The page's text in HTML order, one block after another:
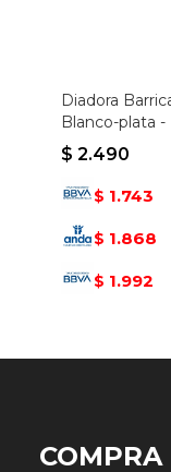
Diadora
Blanco-plata
$ 2.490
$ 1.743
$ 1.868
$ 1.992
COMPRA